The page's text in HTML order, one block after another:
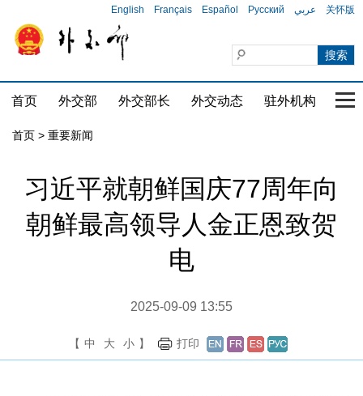
English Français Español Русский عربي 关怀版
首页 外交部 外交部长 外交动态 驻外机构 国
首页 > 重要新闻
习近平就朝鲜国庆77周年向
朝鲜最高领导人金正恩致贺
电
2025-09-09 13:55
【 中 大 小 】 打印